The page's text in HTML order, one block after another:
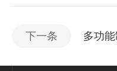
下一条 多功